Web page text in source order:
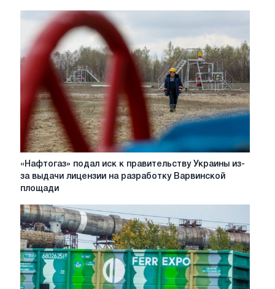
производство
окатышей
7,4%
«Нафтогаз»
иск
правительству
Украины
из-
за
выдачи
лицензии
«Нафтогаз» подал иск к правительству Украины из-
за выдачи лицензии на разработку Варвинской
площади